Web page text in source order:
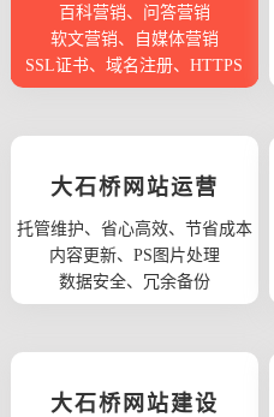
百科营销、问答营销
软文营销、自媒体营销
SSL证书、域名注册、HTTPS
大石桥网站运营
托管维护、省心高效、节省成本
内容更新、PS图片处理
数据安全、冗余备份
大石桥网站建设